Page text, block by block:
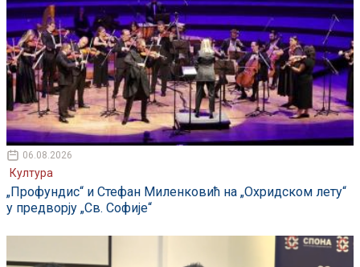
06.08.2026
Култура
„Профундис“ и Стефан Миленковић на „Охридском лету“
у предворју „Св. Софије“